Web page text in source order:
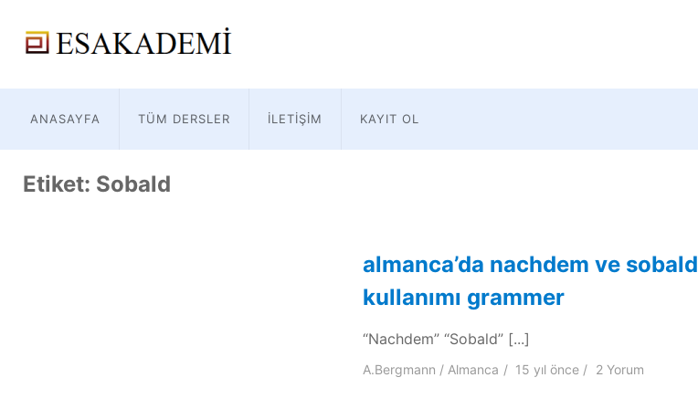
ANASAYFA TÜM DERSLER İLETIŞIM KAYIT OL
Etiket: Sobald
almanca’da nachdem ve sobald
kullanımı grammer
“Nachdem” “Sobald” [...]
A.Bergmann Almanca 15 yılönce 2 Yorum